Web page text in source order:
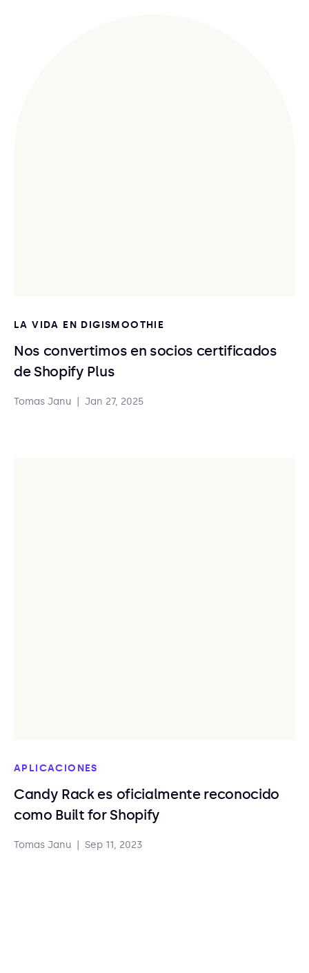
LA VIDA EN DIGISMOOTHIE
Nos convertimos en socios certificados
de Shopify Plus
Tomas Janu Jan 27, 2025
APLICACIONES
Candy Rack es oficialmente reconocido
como Built for Shopify
Tomas Janu Sep 11, 2023